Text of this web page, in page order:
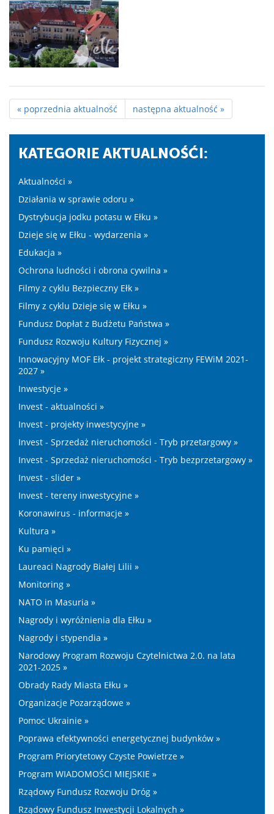
« poprzednia aktualność następna aktualność »
KATEGORIE AKTUALNOŚĆI:
Aktualności »
Działania w sprawie odoru »
Dystrybucja jodku potasu w Ełku »
Dzieje się w Ełku - wydarzenia »
Edukacja »
Ochrona ludności i obrona cywilna »
Filmy z cyklu Bezpieczny Ełk »
Filmy z cyklu Dzieje się w Ełku »
Fundusz Dopłat z Budżetu Państwa »
Fundusz Rozwoju Kultury Fizycznej »
Innowacyjny MOF Ełk - projekt strategiczny FEWiM 2021-
2027 »
Inwestycje »
Invest - aktualności »
Invest - projekty inwestycyjne »
Invest - Sprzedaż nieruchomości - Tryb przetargowy »
Invest - Sprzedaż nieruchomości - Tryb bezprzetargowy »
Invest - slider »
Invest - tereny inwestycyjne »
Koronawirus - informacje »
Kultura »
Ku pamięci »
Laureaci Nagrody Białej Lilii »
Monitoring »
NATO in Masuria »
Nagrody i wyróżnienia dla Ełku »
Nagrody i stypendia »
Narodowy Program Rozwoju Czytelnictwa 2.0. na lata
2021-2025 »
Obrady Rady Miasta Ełku »
Organizacje Pozarządowe »
Pomoc Ukrainie »
Poprawa efektywności energetycznej budynków »
Program Priorytetowy Czyste Powietrze »
Program WIADOMOŚCI MIEJSKIE »
Rządowy Fundusz Rozwoju Dróg »
Rządowy Fundusz Inwestycji Lokalnych »